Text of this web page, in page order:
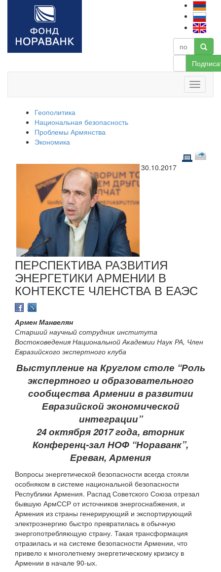
Геополитика
Национальная безопасность
Проблемы Армянства
Экономика
30.10.2017
ПЕРСПЕКТИВА РАЗВИТИЯ
ЭНЕРГЕТИКИ АРМЕНИИ В
КОНТЕКСТЕ ЧЛЕНСТВА В ЕАЭС
Армен Манвелян
Старший научный сотрудник института
Востоковедения Национальной Академии Наук РА, Член
Евразийского экспертного клуба
Выступление на Круглом столе “Роль
экспертного и образовательного
сообщества Армении в развитии
Евразийской экономической
интеграции”
24 октября 2017 года, вторник
Конференц-зал НОФ “Нораванк”,
Ереван, Армения
Вопросы энергетической безопасности всегда стояли
особняком в системе национальной безопасности
Республики Армения. Распад Советского Союза отрезал
бывшую АрмССР от источников энергоснабжения, и
Армения из страны генерирующий и экспортирующий
электроэнергию быстро превратилась в обычную
энергопотребляющую страну. Такая трансформация
отразилась и на системе безопасности Армении, что
привело к многолетнему энергетическому кризису в
Армении в начале 90-ых.